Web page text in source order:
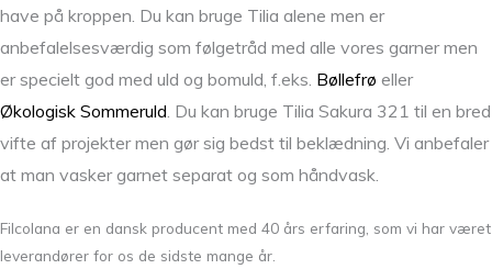
have på kroppen. Du kan bruge Tilia alene men er
anbefalelsesværdig som følgetråd med alle vores garner men
er specielt god med uld og bomuld, f.eks. Bøllefrø eller
Økologisk Sommeruld . Du kan bruge Tilia Sakura 321 til en bred
vifte af projekter men gør sig bedst til beklædning. Vi anbefaler
at man vasker garnet separat og som håndvask.
Filcolana er en dansk producent med 40 års erfaring, som vi har været
leverandører for os de sidste mange år.